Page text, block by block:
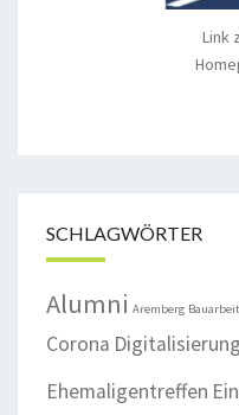
Link
SCHLAGWÖRTER
Alumni Aremberg
Corona Digitalisierung
Ehemaligentreffen